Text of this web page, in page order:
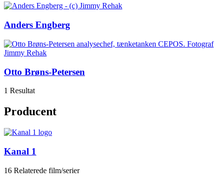
Anders Engberg
Otto Brøns-Petersen
1 Resultat
Producent
Kanal 1
16 Relaterede film/serier